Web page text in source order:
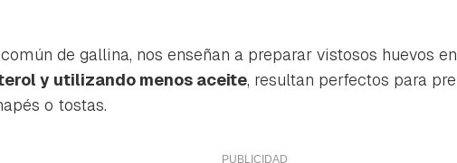
de gallina, nos enseñan a preparar vistosos huevos
y utilizando menos aceite, resultan perfectos para
o tostas.